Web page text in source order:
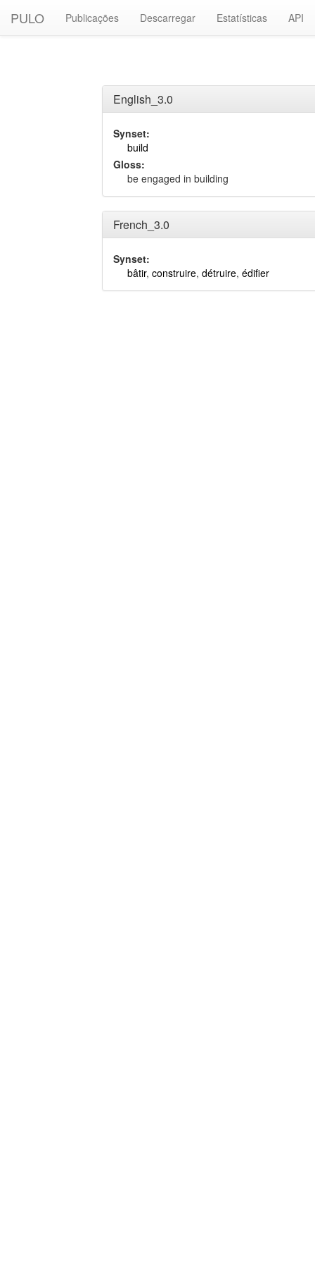
PULO Publicações Descarregar Estatísticas API
English_3.0
Synset:
build
Gloss:
be engaged in building
French_3.0
Synset:
bâtir, construire, détruire, édifier